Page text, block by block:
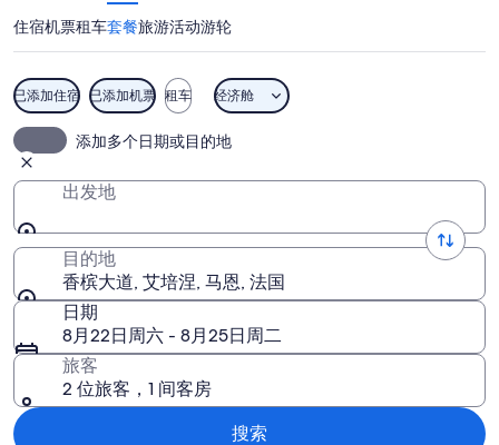
住宿机票租车套餐旅游活动游轮
已添加住宿 已添加机票 租车 经济舱
添加多个日期或目的地
出发地
目的地
香槟大道, 艾培涅, 马恩, 法国
日期
8月22日周六 - 8月25日周二
旅客
2 位旅客，1 间客房
搜索